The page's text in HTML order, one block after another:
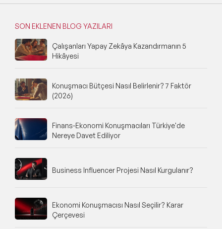
SON EKLENEN BLOG YAZILARI
Çalışanları Yapay Zekâya Kazandırmanın 5
Hikâyesi
Konuşmacı Bütçesi Nasıl Belirlenir? 7 Faktör
(2026)
Finans-Ekonomi Konuşmacıları Türkiye'de
Nereye Davet Ediliyor
Business Influencer Projesi Nasıl Kurgulanır?
Ekonomi Konuşmacısı Nasıl Seçilir? Karar
Çerçevesi